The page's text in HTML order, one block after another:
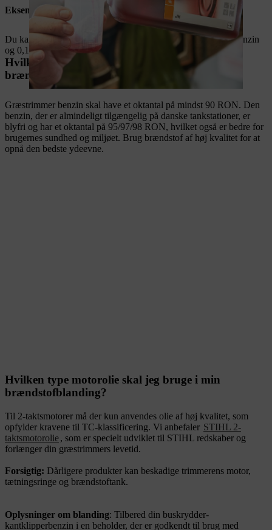
Eksempel på brændstofblandingsforhold
Du kan opnå et brændstofblandingsforhold på 1:50 med 5 l benzin
og 0,1 l (100 ml) olie.
Hvilken type benzin skal jeg bruge i min
brændstofblanding?
Græstrimmer benzin skal have et oktantal på mindst 90 RON. Den
benzin, der er almindeligt tilgængelig på danske tankstationer, er
blyfri og har et oktantal på 95/97/98 RON, hvilket også er bedre for
brugernes sundhed og miljøet. Brug brændstof af høj kvalitet for at
opnå den bedste ydeevne.
Hvilken type motorolie skal jeg bruge i min
brændstofblanding?
Til 2-taktsmotorer må der kun anvendes olie af høj kvalitet, som
opfylder kravene til TC-klassificering. Vi anbefaler STIHL 2-
taktsmotorolie, som er specielt udviklet til STIHL redskaber og
forlænger din græstrimmers levetid.
Forsigtig: Dårligere produkter kan beskadige trimmerens motor,
tætningsringe og brændstoftank.
Oplysninger om blanding: Tilbered din buskrydder-
kantklipperbenzin i en beholder, der er godkendt til brug med